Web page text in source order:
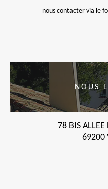
nous contacter via le
NOUS
78 BIS ALLEE
69200